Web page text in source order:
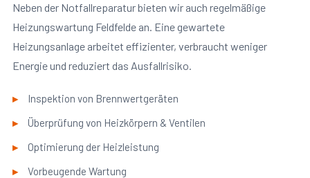
Neben der Notfallreparatur bieten wir auch regelmäßige
Heizungswartung Feldfelde an. Eine gewartete
Heizungsanlage arbeitet effizienter, verbraucht weniger
Energie und reduziert das Ausfallrisiko.
Inspektion von Brennwertgeräten
Überprüfung von Heizkörpern & Ventilen
Optimierung der Heizleistung
Vorbeugende Wartung